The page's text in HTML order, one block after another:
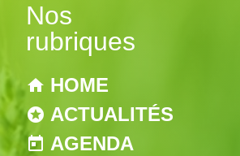
Nos
rubriques
HOME
ACTUALITÉS
AGENDA